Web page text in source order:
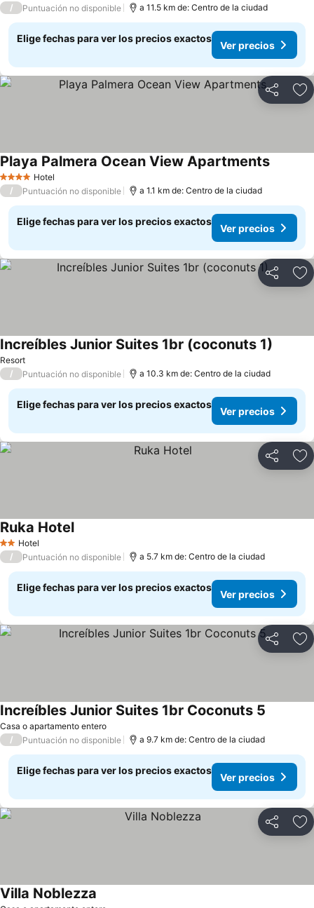
/ Puntuación no disponible a 11.5 km de: Centro de la ciudad
Elige fechas para ver los precios exactos
Ver precios
Compartir
4 EstrellasHotel
Playa Palmera Ocean View Apartments
/ Puntuación no disponible a 1.1 km de: Centro de la ciudad
Elige fechas para ver los precios exactos
Ver precios
Compartir
Resort
Increíbles Junior Suites 1br (coconuts 1)
/ Puntuación no disponible a 10.3 km de: Centro de la ciudad
Elige fechas para ver los precios exactos
Ver precios
Compartir
2 Estrellas
Hotel
Ruka Hotel
/ Puntuación no disponible a 5.7 km de: Centro de la ciudad
Elige fechas para ver los precios exactos
Ver precios
Compartir
Casa o apartamento entero
Increíbles Junior Suites 1br Coconuts 5
/ Puntuación no disponible a 9.7 km de: Centro de la ciudad
Elige fechas para ver los precios exactos
Ver precios
Compartir
Villa Noblezza